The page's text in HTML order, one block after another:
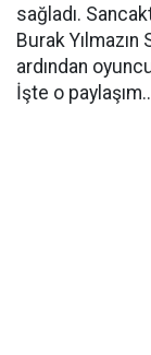
sağladı.
Burak
ardından
İşte o paylaşım..